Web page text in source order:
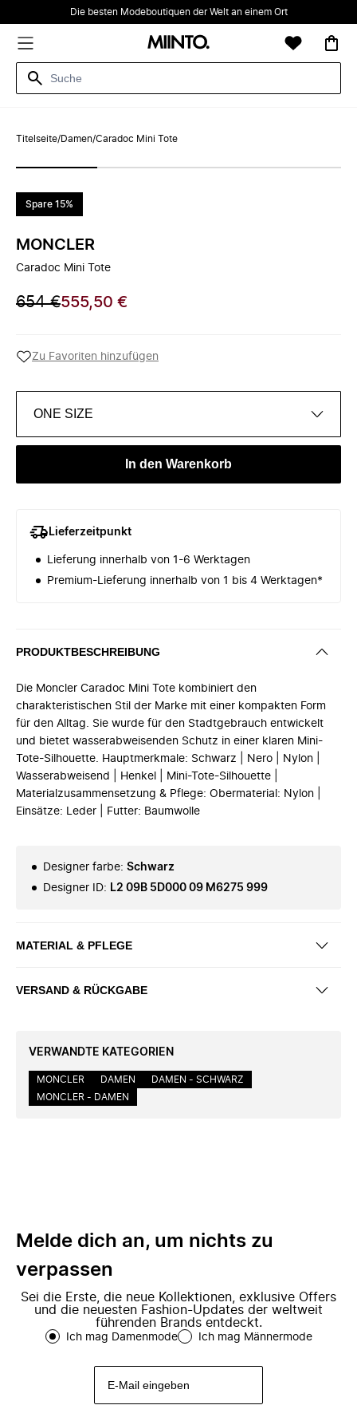
Die besten Modeboutiquen der Welt an einem Ort
Titelseite/Damen/Caradoc Mini Tote
Spare 15%
MONCLER
Caradoc Mini Tote
654 €555,50 €
Zu Favoriten hinzufügen
ONE SIZE
In den Warenkorb
Lieferzeitpunkt
Lieferung innerhalb von 1-6 Werktagen
Premium-Lieferung innerhalb von 1 bis 4 Werktagen*
PRODUKTBESCHREIBUNG
Die Moncler Caradoc Mini Tote kombiniert den
charakteristischen Stil der Marke mit einer kompakten Form
für den Alltag. Sie wurde für den Stadtgebrauch entwickelt
und bietet wasserabweisenden Schutz in einer klaren Mini-
Tote-Silhouette. Hauptmerkmale: Schwarz | Nero | Nylon |
Wasserabweisend | Henkel | Mini-Tote-Silhouette |
Materialzusammensetzung & Pflege: Obermaterial: Nylon |
Einsätze: Leder | Futter: Baumwolle
Designer farbe: Schwarz
Designer ID: L2 09B 5D000 09 M6275 999
MATERIAL & PFLEGE
VERSAND & RÜCKGABE
VERWANDTE KATEGORIEN
MONCLER DAMEN
DAMEN - SCHWARZ
MONCLER - DAMEN
Melde dich an, um nichts zu
verpassen
Sei die Erste, die neue Kollektionen, exklusive Offers
und die neuesten Fashion-Updates der weltweit
führenden Brands entdeckt.
Ich mag Damenmode Ich mag Männermode